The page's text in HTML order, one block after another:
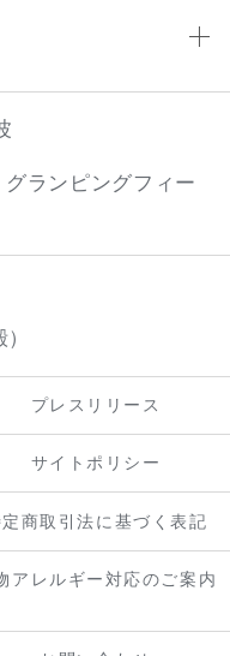
グランピングフィー
プレスリリース
サイトポリシー
商取引法に基づく表記
アレルギー対応のご案内